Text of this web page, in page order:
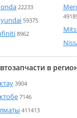
22233
59375
8962
в
3904
7146
411413